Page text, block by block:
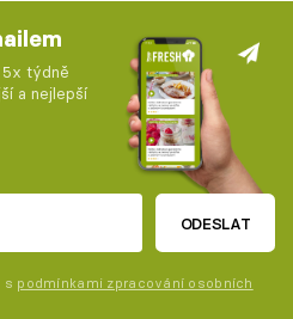
5x týdně
a nejlepší
ODESLAT
s podmínkami zpracování osobních